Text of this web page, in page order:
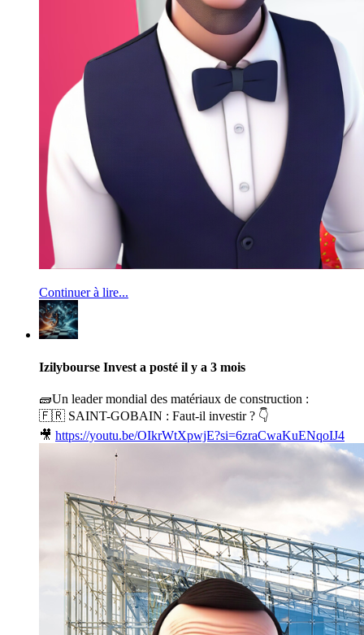
Continuer à lire...
Izilybourse Invest a posté il y a 3 mois
🧱Un leader mondial des matériaux de construction :
🇫🇷 SAINT-GOBAIN : Faut-il investir ? 👇
🎥 https://youtu.be/OIkrWtXpwjE?si=6zraCwaKuENqoIJ4